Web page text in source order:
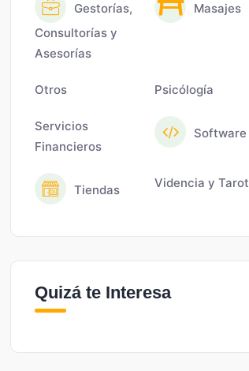
Gestorías,
Consultorías y
Asesorías
Masajes
Otros Psicólogía
Servicios
Financieros
Software
Tiendas Videncia y Tarot
Quizá te Interesa